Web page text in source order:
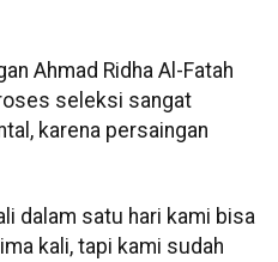
Ahmad Ridha Al-Fatah
seleksi sangat
karena persaingan
dalam satu hari kami bisa
kali, tapi kami sudah